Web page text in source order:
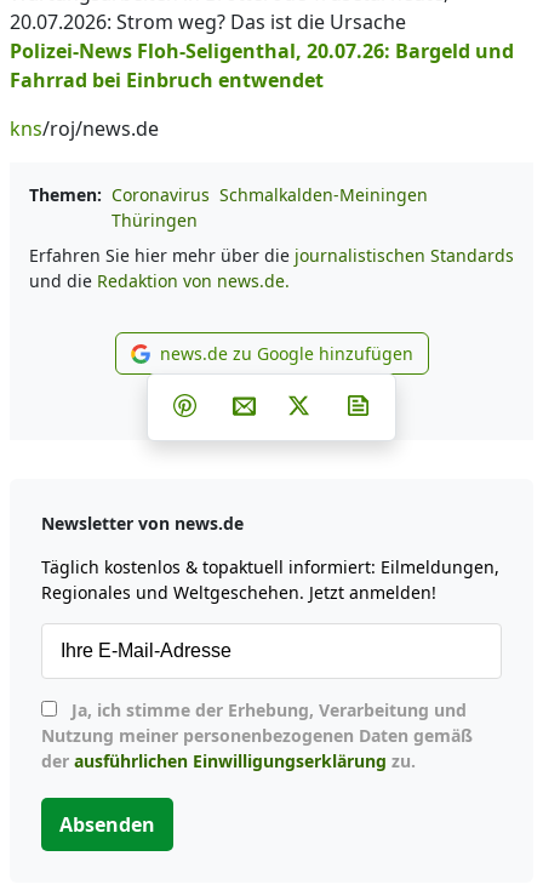
20.07.2026: Strom weg? Das ist die Ursache
Polizei-News Floh-Seligenthal, 20.07.26: Bargeld und
Fahrrad bei Einbruch entwendet
kns/roj/news.de
Themen: Coronavirus Schmalkalden-Meiningen
Thüringen
Erfahren Sie hier mehr über die journalistischen Standards
und die Redaktion von news.de.
news.de zu Google
news.de zu Google hinzufügen
Teilen auf Facebook
Teilen auf Whatsapp
Teilen auf Telegram
Teilen auf Pinterest
Per E-Mail teilen
Post auf X
Newsletter von news.de
Täglich kostenlos & topaktuell informiert: Eilmeldungen,
Regionales und Weltgeschehen. Jetzt anmelden!
Nutzung meiner personenbezogenen Daten gemäß
der ausführlichen Einwilligungserklärung zu.
Absenden